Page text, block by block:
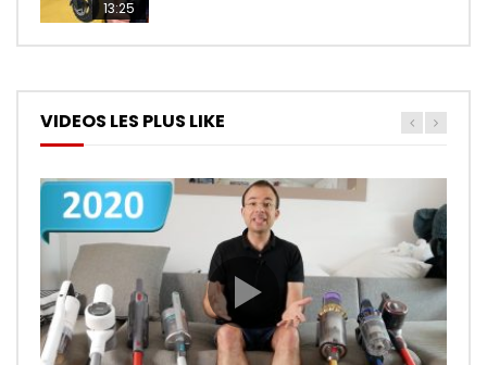
13:25
VIDEOS LES PLUS LIKE